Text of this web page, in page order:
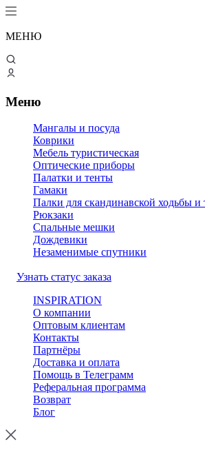
МЕНЮ
Меню
Мангалы и посуда
Коврики
Мебель туристическая
Оптические приборы
Палатки и тенты
Гамаки
Палки для скандинавской ходьбы и
Рюкзаки
Спальные мешки
Дождевики
Незаменимые спутники
Узнать статус заказа
INSPIRATION
О компании
Оптовым клиентам
Контакты
Партнёры
Доставка и оплата
Помощь в Телеграмм
Реферальная программа
Возврат
Блог